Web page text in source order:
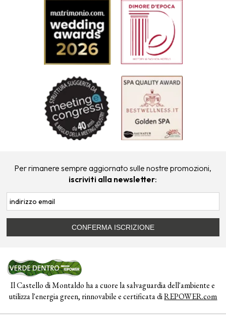
Per rimanere sempre aggiornato sulle nostre promozioni,
iscriviti alla newsletter:
Il Castello di Montaldo ha a cuore la salvaguardia dell'ambiente e
utilizza l'energia green, rinnovabile e certificata diREPOWER.com